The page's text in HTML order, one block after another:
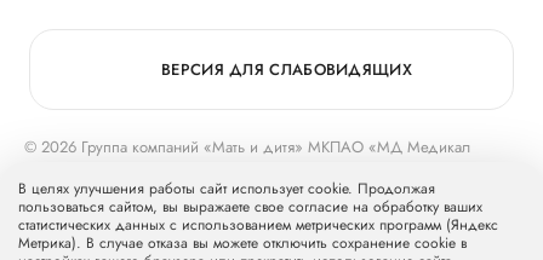
© 2026 Группа компаний «Мать и дитя» МКПАО «МД Медикал
Группу компаний «Мать и дитя».
ВЕРСИЯ ДЛЯ СЛАБОВИДЯЩИХ
В целях улучшения работы сайт использует cookie. Продолжая
пользоваться сайтом, вы выражаете свое согласие на обработку ваших
статистических данных с использованием метрических программ (Яндекс
Метрика). В случае отказа вы можете отключить сохранение cookie в